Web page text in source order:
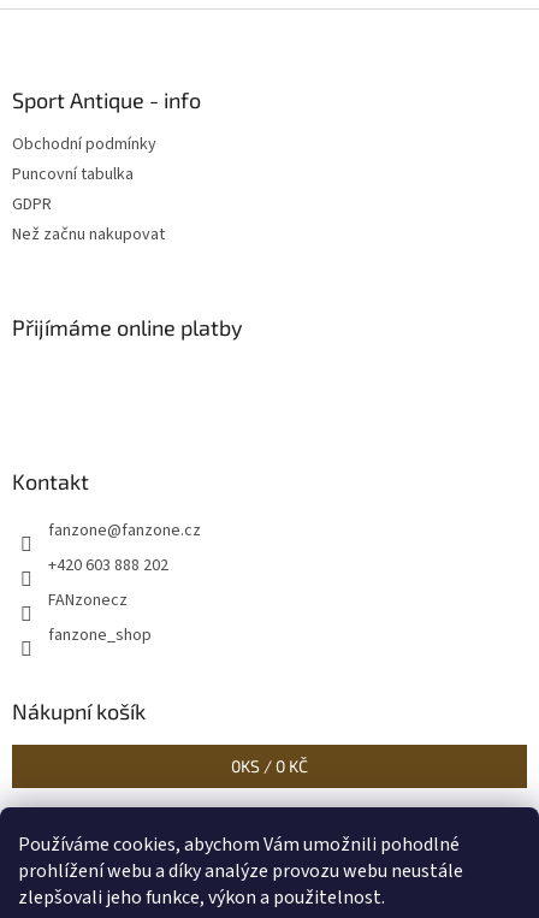
Používáme cookies, abychom Vám umožnili pohodlné
prohlížení webu a díky analýze provozu webu neustále
zlepšovali jeho funkce, výkon a použitelnost.
Sport Antique - info
Obchodní podmínky
Puncovní tabulka
GDPR
Než začnu nakupovat
Přijímáme online platby
Kontakt
fanzone@fanzone.cz
+420 603 888 202
FANzonecz
fanzone_shop
Nákupní košík
0KS / 0 KČ
Historické dokumenty Linoryty - nástěnky Blog Sportantique.cz